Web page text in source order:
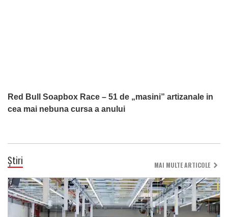
Red Bull Soapbox Race – 51 de „masini” artizanale in
cea mai nebuna cursa a anului
Știri MAI MULTE ARTICOLE